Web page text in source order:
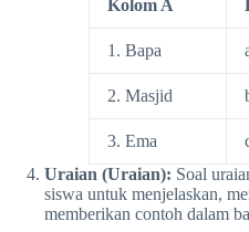
Kolom A
1. Bapa
2. Masjid
3. Ema
Uraian (Uraian): Soal
siswa untuk menjelaskan,
memberikan contoh dalam